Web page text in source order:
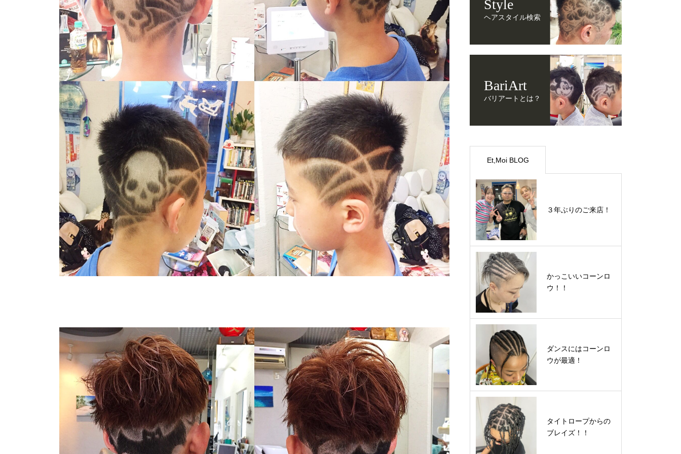
Style
ヘアスタイル検索
BariArt
バリアートとは？
Et,Moi BLOG
３年ぶりのご来店！
かっこいいコーンロ
ウ！！
ダンスにはコーンロ
ウが最適！
タイトロープからの
ブレイズ！！